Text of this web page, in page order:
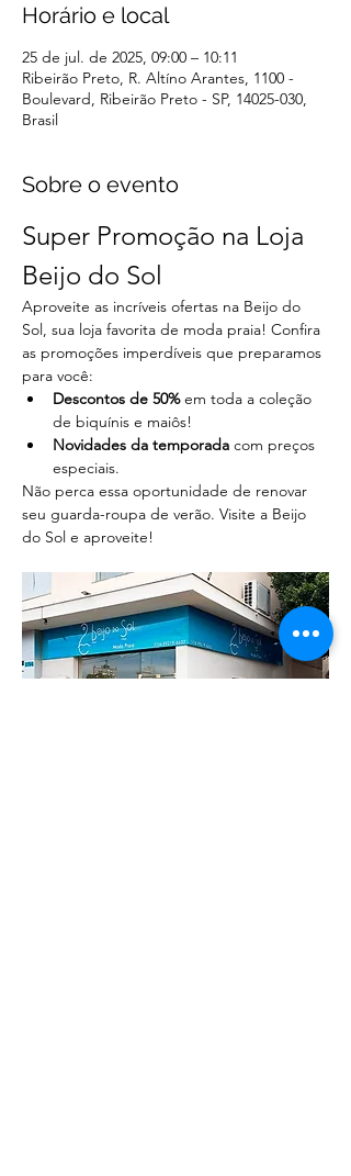
Horário e local
25 de jul. de 2025, 09:00 – 10:11
Ribeirão Preto, R. Altíno Arantes, 1100 -
Boulevard, Ribeirão Preto - SP, 14025-030,
Brasil
Sobre o evento
Super Promoção na Loja
Beijo do Sol
Aproveite as incríveis ofertas na Beijo do
Sol, sua loja favorita de moda praia! Confira
as promoções imperdíveis que preparamos
para você:
Descontos de 50% em toda a coleção
de biquínis e maiôs!
Novidades da temporada com preços
especiais.
Não perca essa oportunidade de renovar
seu guarda-roupa de verão. Visite a Beijo
do Sol e aproveite!